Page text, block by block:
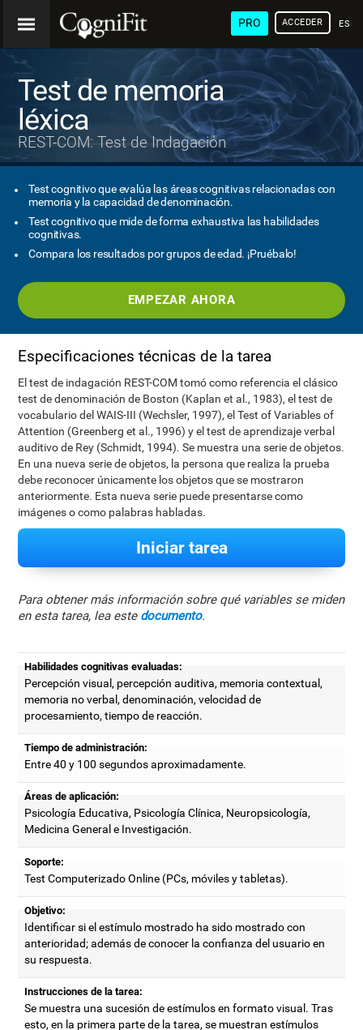
PRO ACCEDER
Test de memoria
léxica
REST-COM: Test de Indagación
Test cognitivo que evalúa las áreas cognitivas relacionadas con
memoria y la capacidad de denominación.
Test cognitivo que mide de forma exhaustiva las habilidades
cognitivas.
Compara los resultados por grupos de edad. ¡Pruébalo!
EMPEZAR AHORA
Especificaciones técnicas de la tarea
El test de indagación REST-COM tomó como referencia el clásico
test de denominación de Boston (Kaplan et al., 1983), el test de
vocabulario del WAIS-III (Wechsler, 1997), el Test of Variables of
Attention (Greenberg et al., 1996) y el test de aprendizaje verbal
auditivo de Rey (Schmidt, 1994). Se muestra una serie de objetos.
En una nueva serie de objetos, la persona que realiza la prueba
debe reconocer únicamente los objetos que se mostraron
anteriormente. Esta nueva serie puede presentarse como
imágenes o como palabras habladas.
Iniciar tarea
Para obtener más información sobre qué variables se miden
en esta tarea, lea este documento.
Habilidades cognitivas evaluadas:
Percepción visual, percepción auditiva, memoria contextual,
memoria no verbal, denominación, velocidad de
procesamiento, tiempo de reacción.
Tiempo de administración:
Entre 40 y 100 segundos aproximadamente.
Áreas de aplicación:
Psicología Educativa, Psicología Clínica, Neuropsicología,
Medicina General e Investigación.
Soporte:
Test Computerizado Online (PCs, móviles y tabletas).
Objetivo:
Identificar si el estímulo mostrado ha sido mostrado con
anterioridad; además de conocer la confianza del usuario en
su respuesta.
Instrucciones de la tarea:
Se muestra una sucesión de estímulos en formato visual. Tras
esto, en la primera parte de la tarea, se muestran estímulos